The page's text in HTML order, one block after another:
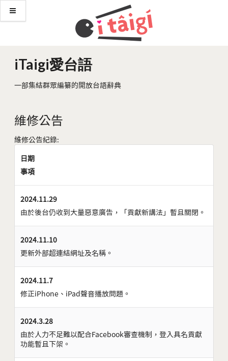
iTaigi愛台語
一部集結群眾編纂的開放台語辭典
維修公告
維修公告紀錄:
日期
事項
2024.11.29
由於後台仍收到大量惡意廣告，「貢獻新講法」暫且關閉。
2024.11.10
更新外部超連結網址及名稱。
2024.11.7
修正iPhone、iPad聲音播放問題。
2024.3.28
由於人力不足難以配合Facebook審查機制，登入具名貢獻
功能暫且下架。